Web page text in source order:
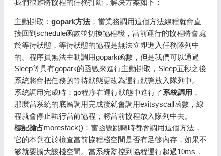
我們很難將協程的任務打斷，解决方案如下：
主動掛取： gopark方法，當業務調用這個方法線程就會直
接回到schedule函數並切換協程棧，當前運行的協程將會處
於等待狀態，等待狀態的協程是無法立即進入任務隊列中
的。程序員無法主動調用gopark函數，但是我們可以通過
Sleep等具有gopark的函數來進行主動掛取，Sleep五秒之後
系統將會把任務的等待狀態更改為運行狀態放入隊列中。
系統調用完成時：go程序在運行狀態中進行了系統調用 ，
那麼當系統的底層調用完成後就會調用exitsyscall函數，線
程就會停止執行當前協程，將當前協程放入隊列中去。
標記搶占morestack()：當函數跳轉時都會調用這個方法，
它的本意在於檢查當前協程棧空間是否有足够內存，如果不
够就要擴大該棧空間。當系統監控到協程運行超過10ms，